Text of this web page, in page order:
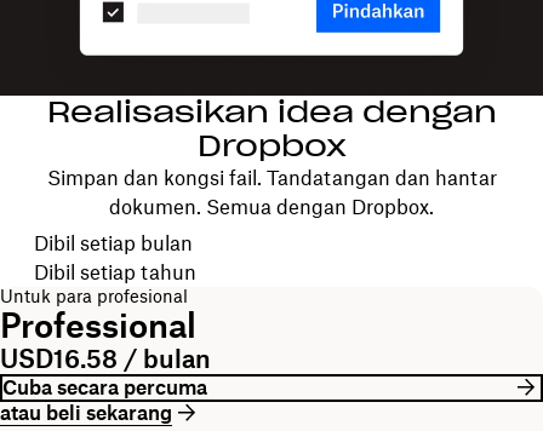
Realisasikan idea dengan
Dropbox
Simpan dan kongsi fail. Tandatangan dan hantar
dokumen. Semua dengan Dropbox.
Pilih kitaran bil anda
Dibil setiap bulan
Dibil setiap tahun
Untuk para profesional
Professional
USD16.58 / bulan
Cuba secara percuma
atau beli sekarang